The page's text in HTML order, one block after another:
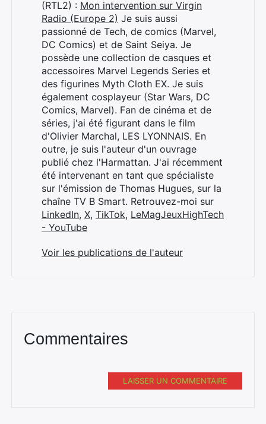
(RTL2) : Mon intervention sur Virgin
Radio (Europe 2) Je suis aussi
passionné de Tech, de comics (Marvel,
DC Comics) et de Saint Seiya. Je
possède une collection de casques et
accessoires Marvel Legends Series et
des figurines Myth Cloth EX. Je suis
également cosplayeur (Star Wars, DC
Comics, Marvel). Fan de cinéma et de
séries, j'ai été figurant dans le film
d'Olivier Marchal, LES LYONNAIS. En
outre, je suis l'auteur d'un ouvrage
publié chez l'Harmattan. J'ai récemment
été intervenant en tant que spécialiste
sur l'émission de Thomas Hugues, sur la
chaîne TV B Smart. Retrouvez-moi sur
LinkedIn, X, TikTok, LeMagJeuxHighTech
- YouTube
Voir les publications de l'auteur
Commentaires
LAISSER UN COMMENTAIRE